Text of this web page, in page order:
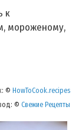
к
мороженому,
© HowToCook.recipes
© Свежие Рецепты